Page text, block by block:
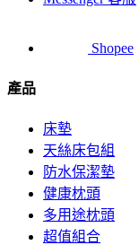
Shopee
產品
床墊
天絲床包組
防水保潔墊
健康枕頭
多用途枕頭
超值組合